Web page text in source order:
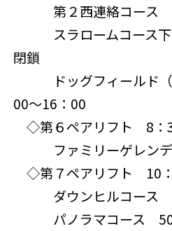
第２西連絡コース
スラロームコース下
閉鎖
ドッグフィールド（
00～16：00
◇第６ペアリフト 8：
ファミリーゲレン
◇第７ペアリフト 10
ダウンヒルコース
パノラマコース